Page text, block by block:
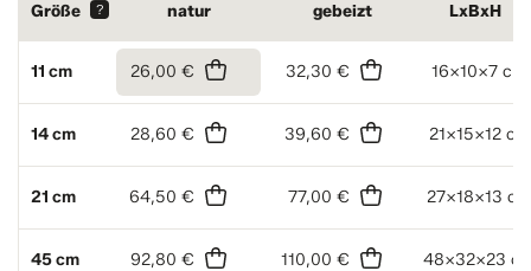
Größe ? natur gebeizt LxBxH
11 cm 26,00 € 32,30 € 16x10x7 cm
14 cm 28,60 € 39,60 € 21x15x12 cm
21 cm 64,50 € 77,00 € 27x18x13 cm
45 cm 92,80 € 110,00 € 48x32x23